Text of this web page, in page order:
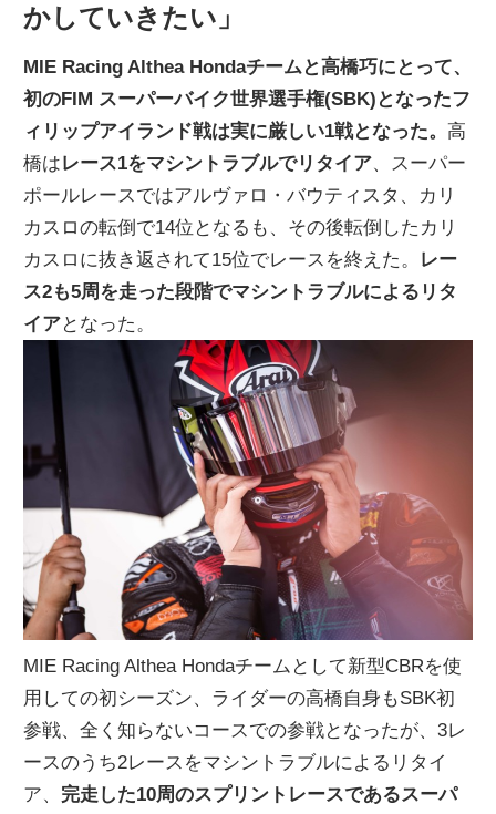
ク
ニ
ュ
ー
ス
かしていきたい」
MIE Racing Althea Hondaチームと高橋巧にとって、
初のFIM スーパーバイク世界選手権(SBK)となったフ
ィリップアイランド戦は実に厳しい1戦となった。 高
橋はレース1をマシントラブルでリタイア、スーパー
ポールレースではアルヴァロ・バウティスタ、カリ
カスロの転倒で14位となるも、その後転倒したカリ
カスロに抜き返されて15位でレースを終えた。 レー
ス2も5周を走った段階でマシントラブルによるリタ
イアとなった。
MIE Racing Althea Hondaチームとして新型CBRを使
用しての初シーズン、ライダーの高橋自身もSBK初
参戦、全く知らないコースでの参戦となったが、3レ
ースのうち2レースをマシントラブルによるリタイ
ア、 完走した10周のスプリントレースであるスーパ